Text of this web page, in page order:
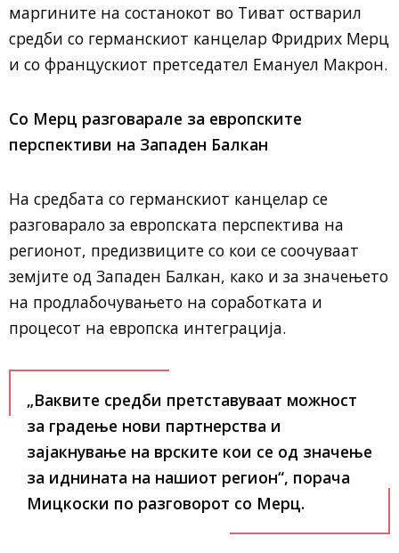
маргините на состанокот во Тиват остварил
средби со германскиот канцелар Фридрих Мерц
и со францускиот претседател Емануел Макрон.
Со Мерц разговарале за европските
перспективи на Западен Балкан
На средбата со германскиот канцелар се
разговарало за европската перспектива на
регионот, предизвиците со кои се соочуваат
земјите од Западен Балкан, како и за значењето
на продлабочувањето на соработката и
процесот на европска интеграција.
„Ваквите средби претставуваат можност
за градење нови партнерства и
зајакнување на врските кои се од значење
за иднината на нашиот регион“, порача
Мицкоски по разговорот со Мерц.